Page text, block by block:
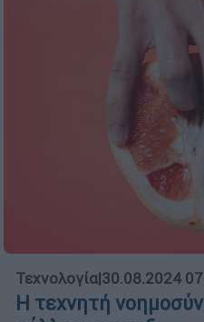
Τεχνολογία|30.08.2024
Η τεχνητή